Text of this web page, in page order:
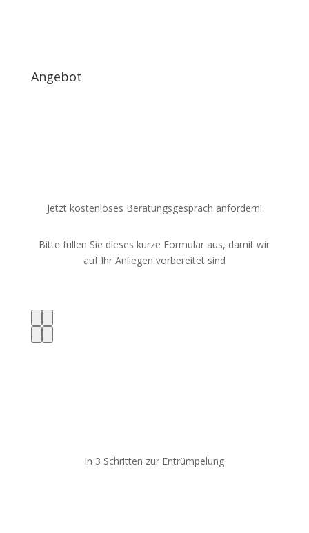
Angebot
Jetzt kostenloses Beratungsgespräch anfordern!
Bitte füllen Sie dieses kurze Formular aus, damit wir
auf Ihr Anliegen vorbereitet sind
In 3 Schritten zur Entrümpelung